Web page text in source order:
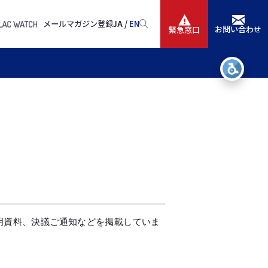
メールマガジン登録JA / EN 緊急窓口 お問い合わせ
サービス
ニュースリリース
料、決議ご通知などを掲載していま